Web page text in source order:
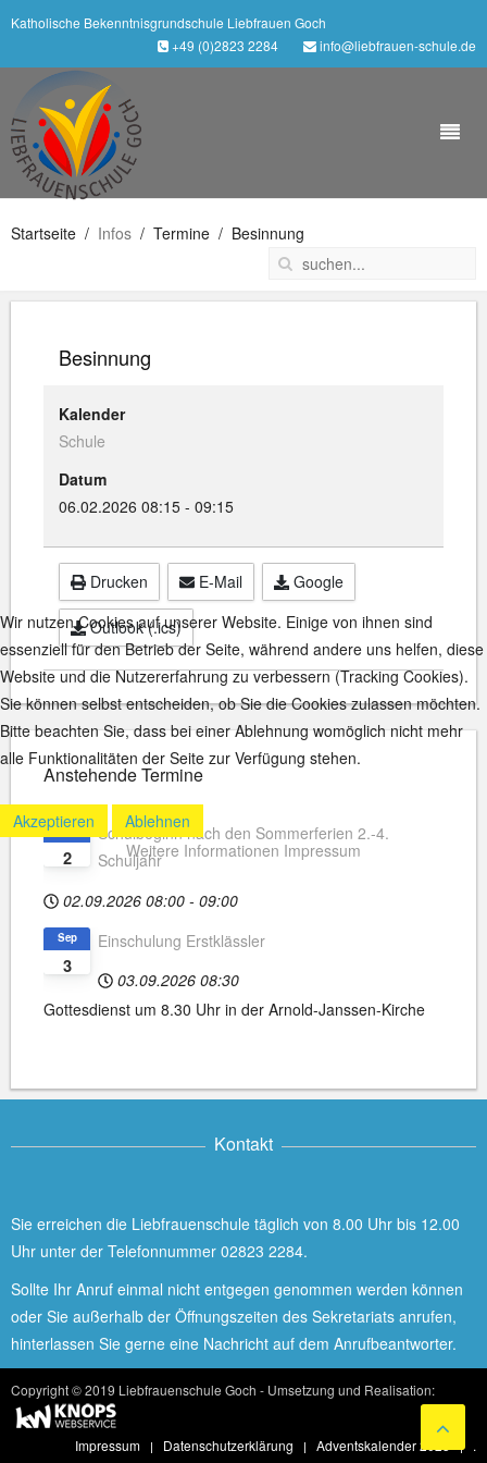
Katholische Bekenntnisgrundschule Liebfrauen Goch
+49 (0)2823 2284
info@liebfrauen-schule.de
Startseite Infos Termine Besinnung
Besinnung
Kalender
Schule
Datum
06.02.2026 08:15 - 09:15
Drucken E-Mail Google
Outlook (.ics)
Anstehende Termine
2
Sep
Schulbeginn nach den Sommerferien 2.-4.
Schuljahr
02.09.2026 08:00 - 09:00
3
Sep
Einschulung Erstklässler
03.09.2026 08:30
Gottesdienst um 8.30 Uhr in der Arnold-Janssen-Kirche
Kontakt
Sie erreichen die Liebfrauenschule täglich von 8.00 Uhr bis 12.00
Uhr unter der Telefonnummer 02823 2284.
Sollte Ihr Anruf einmal nicht entgegen genommen werden können
oder Sie außerhalb der Öffnungszeiten des Sekretariats anrufen,
hinterlassen Sie gerne eine Nachricht auf dem Anrufbeantworter.
Copyright © 2019 Liebfrauenschule Goch - Umsetzung und Realisation:
Impressum Datenschutzerklärung Adventskalender 2025 .
Wir nutzen Cookies auf unserer Website. Einige von ihnen sind
essenziell für den Betrieb der Seite, während andere uns helfen, diese
Website und die Nutzererfahrung zu verbessern (Tracking Cookies).
Sie können selbst entscheiden, ob Sie die Cookies zulassen möchten.
Bitte beachten Sie, dass bei einer Ablehnung womöglich nicht mehr
alle Funktionalitäten der Seite zur Verfügung stehen.
Akzeptieren
Ablehnen
Weitere Informationen Impressum